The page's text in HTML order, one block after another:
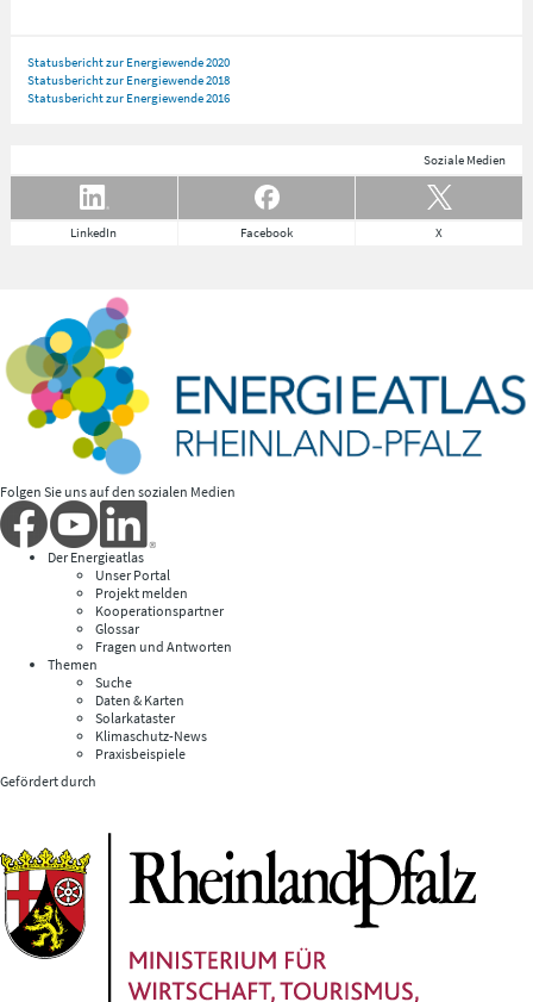
Statusbericht zur Energiewende 2020
Statusbericht zur Energiewende 2018
Statusbericht zur Energiewende 2016
Soziale Medien
LinkedIn Facebook X
Folgen Sie uns auf den sozialen Medien
Der Energieatlas
Unser Portal
Projekt melden
Kooperationspartner
Glossar
Fragen und Antworten
Themen
Suche
Daten & Karten
Solarkataster
Klimaschutz-News
Praxisbeispiele
Gefördert durch